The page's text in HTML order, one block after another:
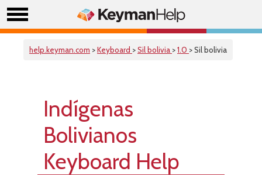
help.keyman.com >Keyboard >Sil bolivia >1.0 > Sil bolivia
Indígenas
Bolivianos
Keyboard Help